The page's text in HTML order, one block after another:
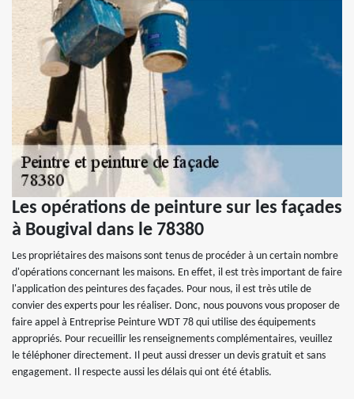
Les opérations de peinture sur les façades
à Bougival dans le 78380
Les propriétaires des maisons sont tenus de procéder à un certain nombre
d'opérations concernant les maisons. En effet, il est très important de faire
l'application des peintures des façades. Pour nous, il est très utile de
convier des experts pour les réaliser. Donc, nous pouvons vous proposer de
faire appel à Entreprise Peinture WDT 78 qui utilise des équipements
appropriés. Pour recueillir les renseignements complémentaires, veuillez
le téléphoner directement. Il peut aussi dresser un devis gratuit et sans
engagement. Il respecte aussi les délais qui ont été établis.